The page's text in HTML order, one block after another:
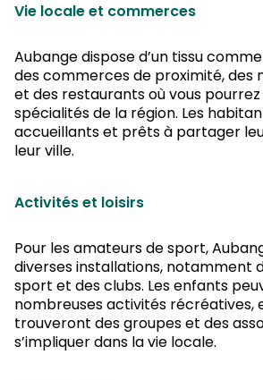
Vie locale et commerces
Aubange dispose d’un tissu
des commerces de proximité, des
et des restaurants où vous
spécialités de la région. Les
accueillants et prêts à partager
leur ville.
Activités et loisirs
Pour les amateurs de sport,
diverses installations, notamment
sport et des clubs. Les enfants
nombreuses activités récréatives,
trouveront des groupes et des
s’impliquer dans la vie locale.